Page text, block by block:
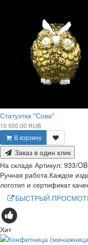
Статуэтка "Сова"
10 500.00 RUB
В корзину
Заказ в один клик
На складе Артикул: 933/OB
Ручная работа.Каждое
логотип и сертификат
БЫСТРЫЙ
Хит